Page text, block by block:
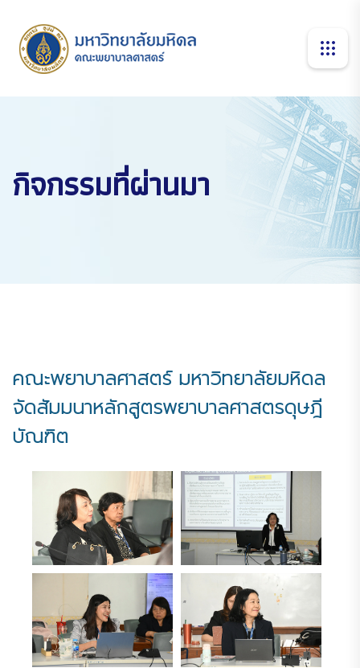
กิจกรรมที่ผ่านมา
คณะพยาบาลศาสตร์ มหาวิทยาลัยมหิดล
จัดสัมมนาหลักสูตรพยาบาลศาสตรดุษฎี
บัณฑิต